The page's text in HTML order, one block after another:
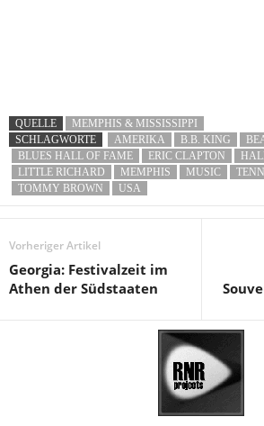
QUELLE
MEMPHIS & MISSISSIPPI
SCHLAGWORTE
AMERIKA B.B. KING
BLUES HALL OF FAME
ERIC CLAPTON
LITTLE RICHARD
MEMPHIS MUSIC
TOMMY BROWN
USA
Vorheriger Artikel
Georgia: Festivalzeit im
Athen der Südstaaten